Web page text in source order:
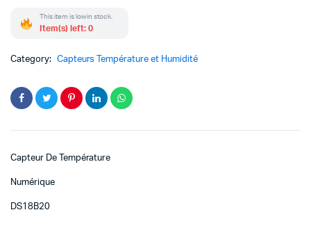
This item is low in stock.
Item(s) left: 0
Category: Capteurs Température et Humidité
Capteur De Température
Numérique
DS18B20